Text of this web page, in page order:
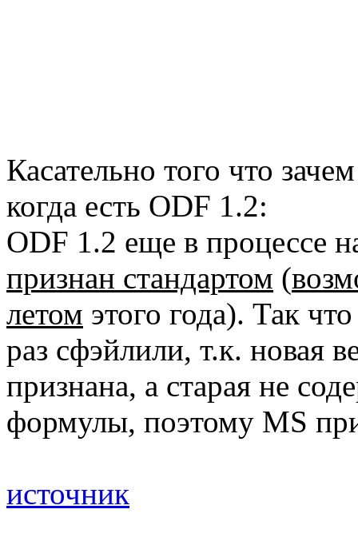
Касательно того что
когда есть ODF 1.2:
ODF 1.2 еще в процессе
признан стандартом (
летом этого года). Так
раз сфэйлили, т.к. новая
признана, а старая не
формулы, поэтому MS
источник